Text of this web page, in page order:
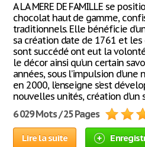
A LA MERE DE FAMILLE se
chocolat haut de gamme,
traditionnels. Elle bénéficie
sa création date de 1761 et
sont succédé ont eut la
le décor ainsi qu’un certain
années, sous l’impulsion
en 2000, l’enseigne s’est
nouvelles unités, création d’un
6 029 Mots / 25 Pages
Lire la suite